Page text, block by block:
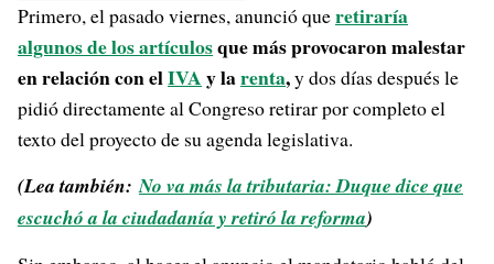
Primero, el pasado viernes, anunció queretiraría
algunos de los artículosque más provocaron malestar
en relación con elIVAy larenta,y dos días después le
pidió directamente al Congreso retirar por completo el
texto del proyecto de su agenda legislativa.
(Lea también:No va más la tributaria: Duque dice que
escuchó a la ciudadanía y retiró la reforma)